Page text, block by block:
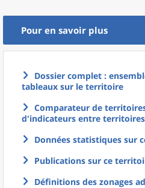
Pour en savoir plus
Dossier complet :
tableaux sur le territoire
Comparateur de
d'indicateurs entre territoires
Données statistiques sur
Publications sur ce
Définitions des zonages